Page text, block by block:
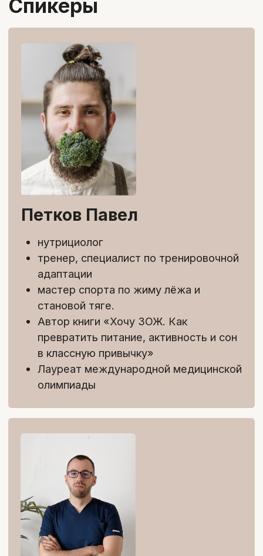
69 900 ₽ 79 900 ₽
Доступ к материалам курса на 1
год
Поддержка куратора и проверка
домашних заданий в течение 13
недель
Ответы на вопросы и обмен
опытом в чате курса
Практические занятия с
экспертами, отработка навыков
Диплом о профессиональной
переподготовке
Подарок:курс «Health-коучинг и
нутрициология»
Забронировать скидку
Остались вопросы
по тарифу?
Платите в рассрочку на 4, 6
и 12 месяцев или долями —
без переплат
Получить консультацию